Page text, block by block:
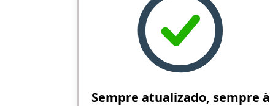
Sempre atualizado, sempre à